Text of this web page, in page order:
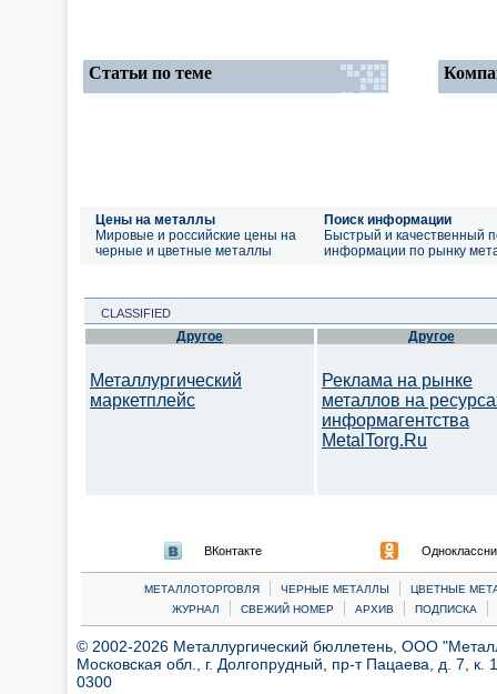
Статьи по теме
Цены на металлы
Мировые и российские цены на
черные и цветные металлы
Поиск информации
Быстрый и качественный
информации по рынку
CLASSIFIED
Другое
Металлургический
маркетплейс
Другое
Реклама на рынке
металлов на
информагентства
MetalTorg.Ru
ВКонтакте
МЕТАЛЛОТОРГОВЛЯ | ЧЕРНЫЕ МЕТАЛЛЫ |
ЦВЕТНЫЕ
ЖУРНАЛ
| СВЕЖИЙ НОМЕР | АРХИВ | ПОДПИСКА |
© 2002-2026 Металлургический бюллетень, ООО
Московская обл., г. Долгопрудный, пр-т Пацаева, д. 7,
0300